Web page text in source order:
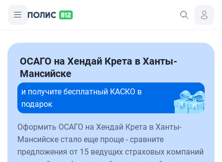
ОСАГО на Хендай Крета в Ханты-
Мансийске
и получите бесплатный КАСКО в
подарок
Оформить ОСАГО на Хендай Крета в Ханты-
Мансийске стало еще проще - сравните
предложения от 15 ведущих страховых компаний